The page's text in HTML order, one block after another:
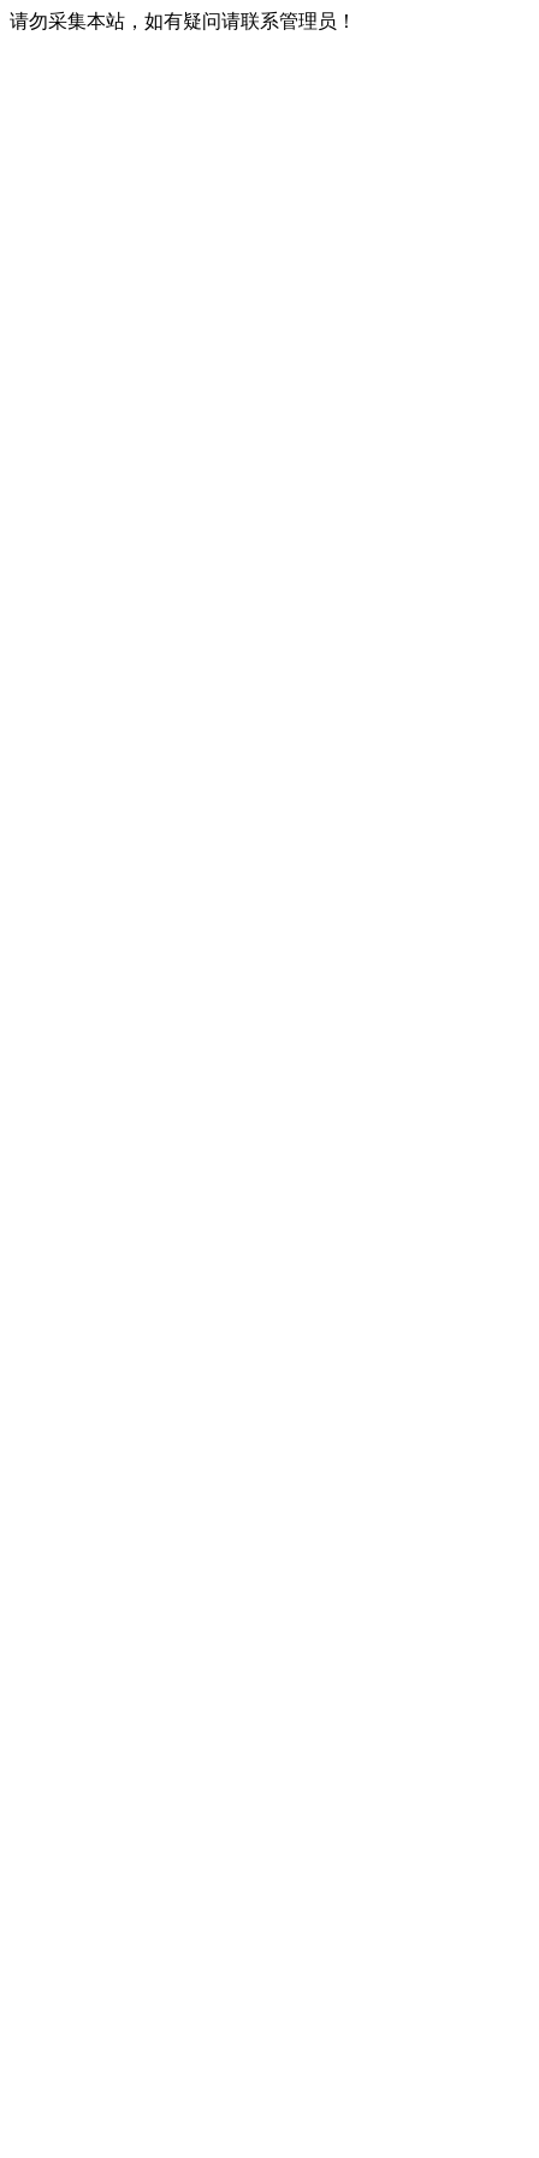
请勿采集本站，如有疑问请联系管理员！